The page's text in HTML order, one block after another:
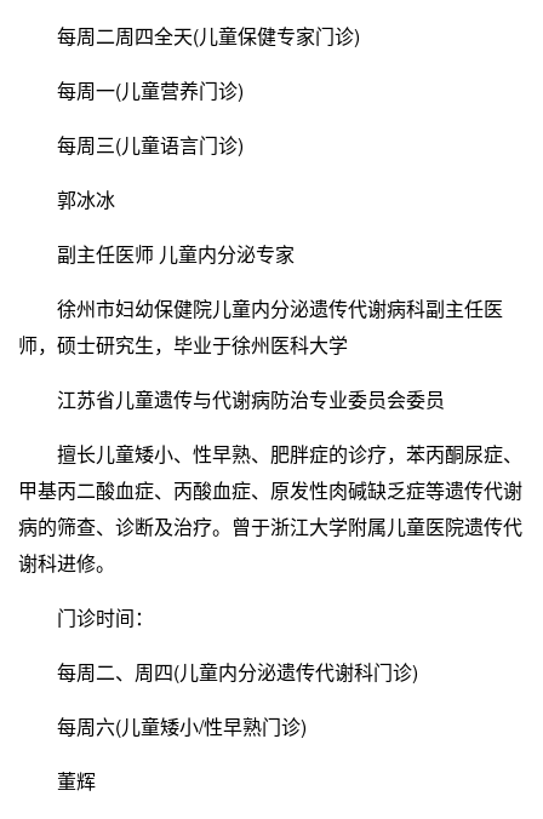
每周二周四全天(儿童保健专家门诊)
每周一(儿童营养门诊)
每周三(儿童语言门诊)
郭冰冰
副主任医师 儿童内分泌专家
徐州市妇幼保健院儿童内分泌遗传代谢病科副主任医
师，硕士研究生，毕业于徐州医科大学
江苏省儿童遗传与代谢病防治专业委员会委员
擅长儿童矮小、性早熟、肥胖症的诊疗，苯丙酮尿症、
甲基丙二酸血症、丙酸血症、原发性肉碱缺乏症等遗传代谢
病的筛查、诊断及治疗。曾于浙江大学附属儿童医院遗传代
谢科进修。
门诊时间：
每周二、周四(儿童内分泌遗传代谢科门诊)
每周六(儿童矮小/性早熟门诊)
董辉